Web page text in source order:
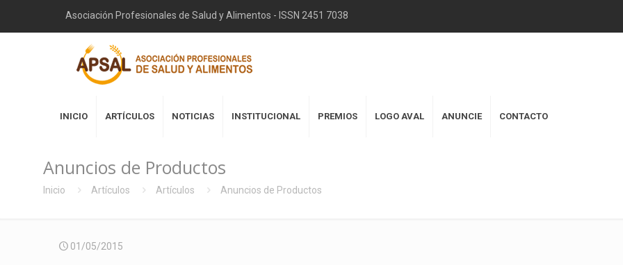
Asociación Profesionales de Salud y Alimentos - ISSN 2451 7038
INICIO ARTÍCULOS NOTICIAS INSTITUCIONAL PREMIOS LOGO AVAL ANUNCIE CONTACTO
Anuncios de Productos
Inicio Artículos Artículos Anuncios de Productos
01/05/2015